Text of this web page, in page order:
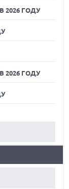
ГОДУ
ГОДУ
ГОДУ
КОМПАНИИ